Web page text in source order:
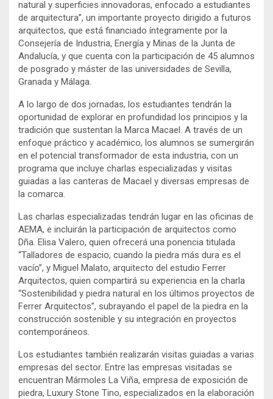
natural y superficies innovadoras, enfocado a estudiantes
de arquitectura”, un importante proyecto dirigido a futuros
arquitectos, que está financiado íntegramente por la
Consejería de Industria, Energía y Minas de la Junta de
Andalucía, y que cuenta con la participación de 45 alumnos
de posgrado y máster de las universidades de Sevilla,
Granada y Málaga.
A lo largo de dos jornadas, los estudiantes tendrán la
oportunidad de explorar en profundidad los principios y la
tradición que sustentan la Marca Macael. A través de un
enfoque práctico y académico, los alumnos se sumergirán
en el potencial transformador de esta industria, con un
programa que incluye charlas especializadas y visitas
guiadas a las canteras de Macael y diversas empresas de
la comarca.
Las charlas especializadas tendrán lugar en las oficinas de
AEMA, e incluirán la participación de arquitectos como
Dña. Elisa Valero, quien ofrecerá una ponencia titulada
“Talladores de espacio, cuando la piedra más dura es el
vacío”, y Miguel Malato, arquitecto del estudio Ferrer
Arquitectos, quien compartirá su experiencia en la charla
“Sostenibilidad y piedra natural en los últimos proyectos de
Ferrer Arquitectos”, subrayando el papel de la piedra en la
construcción sostenible y su integración en proyectos
contemporáneos.
Los estudiantes también realizarán visitas guiadas a varias
empresas del sector. Entre las empresas visitadas se
encuentran Mármoles La Viña, empresa de exposición de
piedra, Luxury Stone Tino, especializados en la elaboración